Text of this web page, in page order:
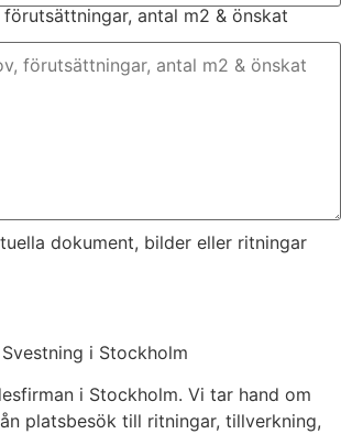
antal m2 & önskat
dokument, bilder eller ritningar
i Stockholm
i Stockholm. Vi tar hand om
platsbesök till ritningar, tillverkning,